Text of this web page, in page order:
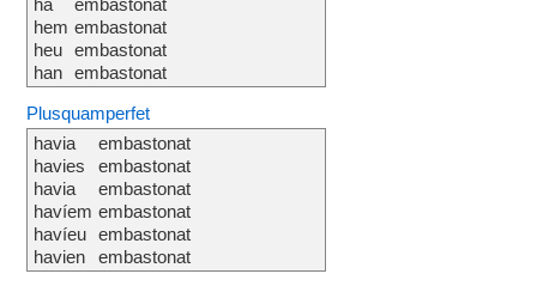
ha
hem
heu
han
embastonat
embastonat
embastonat
embastonat
Plusquamperfet
havia
havies
havia
havíem
havíeu
havien
embastonat
embastonat
embastonat
embastonat
embastonat
embastonat